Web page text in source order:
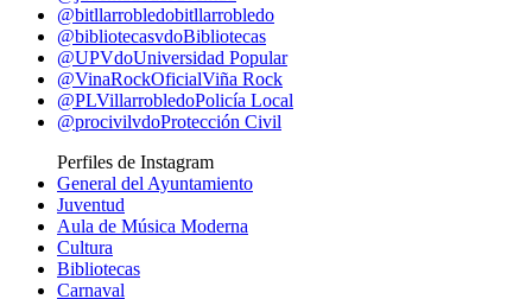
@bitllarrobledobitllarrobledo
@bibliotecasvdoBibliotecas
@UPVdoUniversidad Popular
@VinaRockOficialViña Rock
@PLVillarrobledoPolicía Local
@procivilvdoProtección Civil
Perfiles de Instagram
General del Ayuntamiento
Juventud
Aula de Música Moderna
Cultura
Bibliotecas
Carnaval